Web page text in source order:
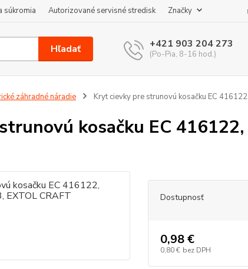
súkromia Autorizované servisné stredisk Značky
Hľadať +421 903 204 273
(Po-Pia, 8-16 hod.)
záhradné náradie Kryt cievky pre strunovú kosačku EC
kosačku EC
Dostupnosť
0,98 €
0,80 € bez DPH